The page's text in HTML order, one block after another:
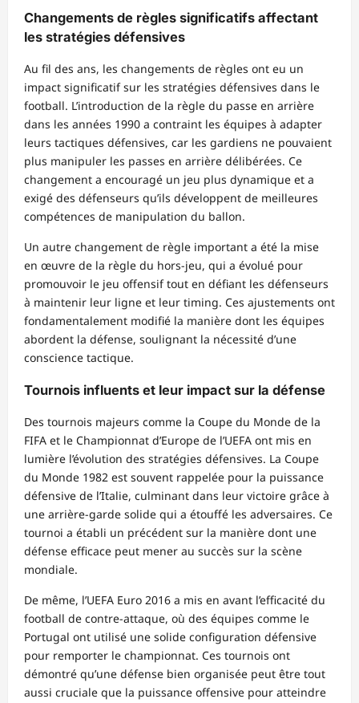
Changements de règles significatifs affectant
les stratégies défensives
Au fil des ans, les changements de règles ont eu un
impact significatif sur les stratégies défensives dans le
football. L’introduction de la règle du passe en arrière
dans les années 1990 a contraint les équipes à adapter
leurs tactiques défensives, car les gardiens ne pouvaient
plus manipuler les passes en arrière délibérées. Ce
changement a encouragé un jeu plus dynamique et a
exigé des défenseurs qu’ils développent de meilleures
compétences de manipulation du ballon.
Un autre changement de règle important a été la mise
en œuvre de la règle du hors-jeu, qui a évolué pour
promouvoir le jeu offensif tout en défiant les défenseurs
à maintenir leur ligne et leur timing. Ces ajustements ont
fondamentalement modifié la manière dont les équipes
abordent la défense, soulignant la nécessité d’une
conscience tactique.
Tournois influents et leur impact sur la défense
Des tournois majeurs comme la Coupe du Monde de la
FIFA et le Championnat d’Europe de l’UEFA ont mis en
lumière l’évolution des stratégies défensives. La Coupe
du Monde 1982 est souvent rappelée pour la puissance
défensive de l’Italie, culminant dans leur victoire grâce à
une arrière-garde solide qui a étouffé les adversaires. Ce
tournoi a établi un précédent sur la manière dont une
défense efficace peut mener au succès sur la scène
mondiale.
De même, l’UEFA Euro 2016 a mis en avant l’efficacité du
football de contre-attaque, où des équipes comme le
Portugal ont utilisé une solide configuration défensive
pour remporter le championnat. Ces tournois ont
démontré qu’une défense bien organisée peut être tout
aussi cruciale que la puissance offensive pour atteindre